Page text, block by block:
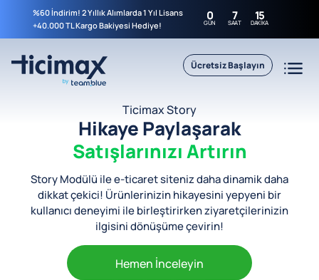
%60 İndirim! 2 Yıllık Alımlarda 1 Yıl Lisans
+40.000 TL Kargo Bakiyesi Hediye!
0
GÜN 7
SAAT 15
DAKIKA
Ücretsiz Başlayın
Ticimax Story
Hikaye Paylaşarak
Satışlarınızı Artırın
Story Modülü ile e-ticaret siteniz daha dinamik daha
dikkat çekici! Ürünlerinizin hikayesini yepyeni bir
kullanıcı deneyimi ile birleştirirken ziyaretçilerinizin
ilgisini dönüşüme çevirin!
Hemen İnceleyin